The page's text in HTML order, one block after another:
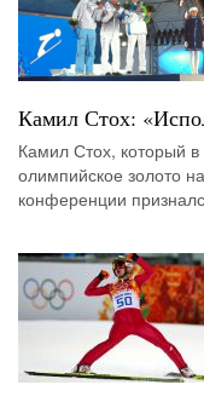
Камил Стох:
Камил Стох, который
олимпийское золото
конференции